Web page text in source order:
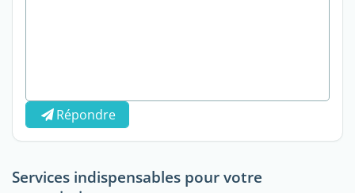
Répondre
Services indispensables pour votre